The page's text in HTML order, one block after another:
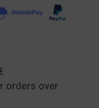
orders over